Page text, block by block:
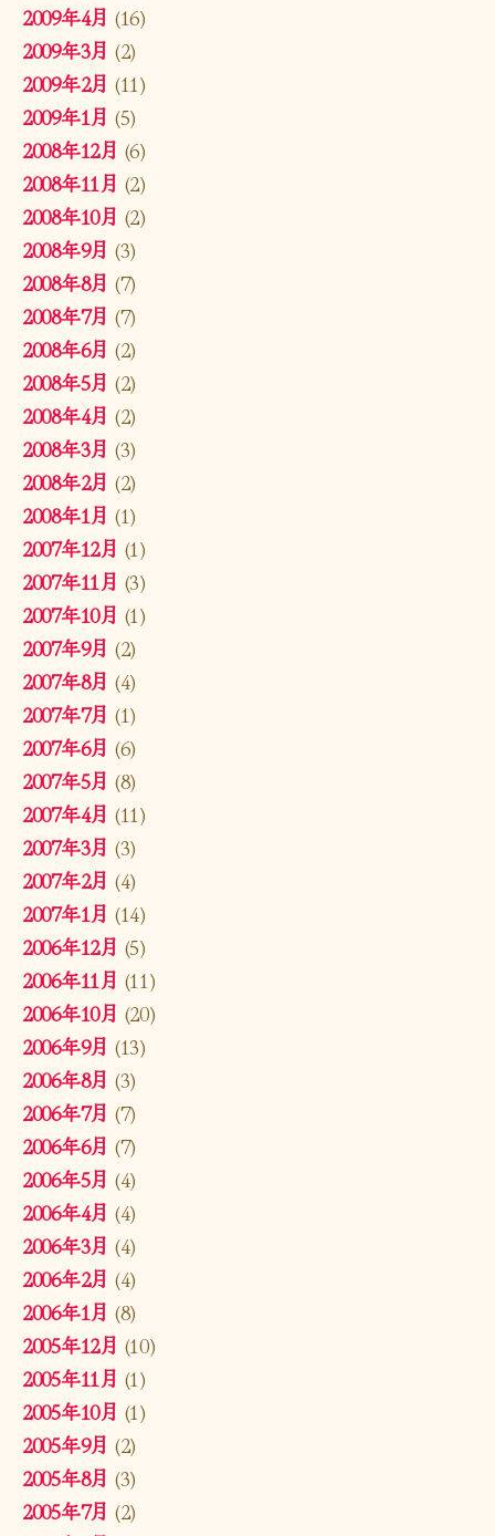
2009年4月 (16)
2009年3月 (2)
2009年2月 (11)
2009年1月 (5)
2008年12月 (6)
2008年11月 (2)
2008年10月 (2)
2008年9月 (3)
2008年8月 (7)
2008年7月 (7)
2008年6月 (2)
2008年5月 (2)
2008年4月 (2)
2008年3月 (3)
2008年2月 (2)
2008年1月 (1)
2007年12月 (1)
2007年11月 (3)
2007年10月 (1)
2007年9月 (2)
2007年8月 (4)
2007年7月 (1)
2007年6月 (6)
2007年5月 (8)
2007年4月 (11)
2007年3月 (3)
2007年2月 (4)
2007年1月 (14)
2006年12月 (5)
2006年11月 (11)
2006年10月 (20)
2006年9月 (13)
2006年8月 (3)
2006年7月 (7)
2006年6月 (7)
2006年5月 (4)
2006年4月 (4)
2006年3月 (4)
2006年2月 (4)
2006年1月 (8)
2005年12月 (10)
2005年11月 (1)
2005年10月 (1)
2005年9月 (2)
2005年8月 (3)
2005年7月 (2)